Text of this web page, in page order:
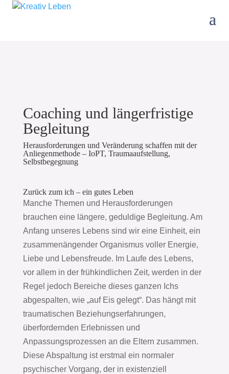
Coaching und längerfristige
Begleitung
Herausforderungen und Veränderung schaffen mit der
Anliegenmethode – IoPT, Traumaaufstellung,
Selbstbegegnung
Zurück zum ich – ein gutes Leben
Manche Themen und Herausforderungen
brauchen eine längere, geduldige Begleitung. Am
Anfang unseres Lebens sind wir eine Einheit, ein
zusammenängender Organismus voller Energie,
Liebe und Lebensfreude. Im Laufe des Lebens,
vor allem in der frühkindlichen Zeit, werden in der
Regel jedoch Bereiche dieses ganzen Ichs
abgespalten, wie „auf Eis gelegt“. Das hängt mit
traumatischen Beziehungserfahrungen,
überfordernden Erlebnissen und
Anpassungsprozessen an die Eltern zusammen.
Diese Abspaltung ist erstmal ein normaler
psychischer Vorgang, der in existenziell